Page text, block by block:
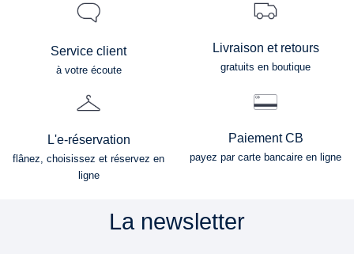
Service client
à votre écoute
Livraison et retours
gratuits en boutique
L'e-réservation
flânez, choisissez et réservez en
ligne
Paiement CB
payez par carte bancaire en ligne
La newsletter